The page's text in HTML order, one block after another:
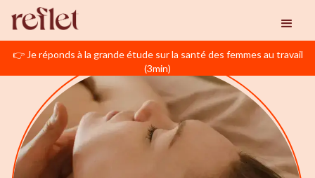
👉 Je réponds à la grande étude sur la santé des femmes au travail
(3min)